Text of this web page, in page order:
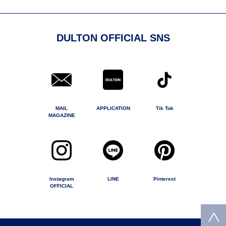
DULTON OFFICIAL SNS
MAIL
MAGAZINE
APPLICATION Tik Tok
Instagram
OFFICIAL
LINE Pinterest